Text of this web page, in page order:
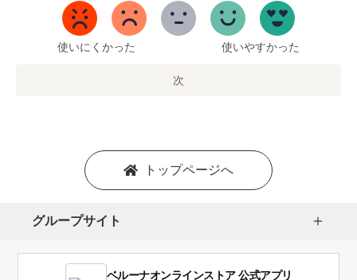
使いにくかった 使いやすかった
次
トップページへ
グループサイト
ベルーナオンラインストア 公式アプリ